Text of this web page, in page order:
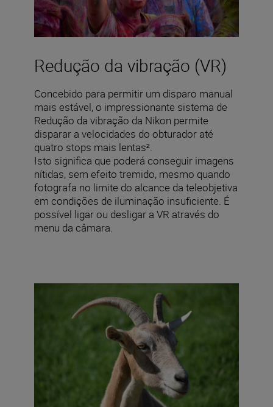
Redução da vibração (VR)
Concebido para permitir um disparo manual
mais estável, o impressionante sistema de
Redução da vibração da Nikon permite
disparar a velocidades do obturador até
quatro stops mais lentas².
Isto significa que poderá conseguir imagens
nítidas, sem efeito tremido, mesmo quando
fotografa no limite do alcance da teleobjetiva
em condições de iluminação insuficiente. É
possível ligar ou desligar a VR através do
menu da câmara.